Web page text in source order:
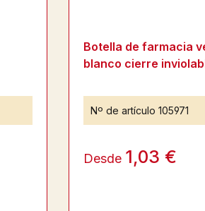
Botella de farmacia
blanco cierre
Nº de artículo 105971
Desde 1,03 €